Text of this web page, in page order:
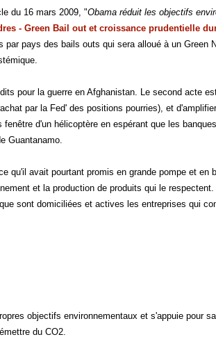
du 16 mars 2009, "Obama réduit les objectifs
- Green Bail out et croissance prudentielle
pays des bails outs qui sera alloué à un Green
pour la guerre en Afghanistan. Le second acte
par la Fed' des positions pourries), et
d'un hélicoptère en espérant que les
Guantanamo.
qu'il avait pourtant promis en grande pompe et en
et la production de produits qui le
sont domiciliées et actives les entreprises qui
objectifs environnementaux et s'appuie pour
du CO2.